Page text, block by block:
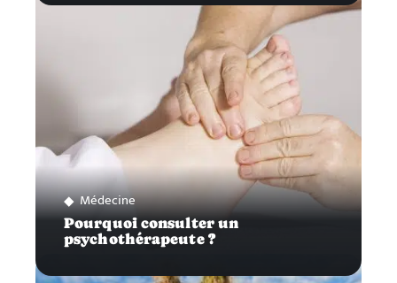
Médecine
Pourquoi consulter un
psychothérapeute ?